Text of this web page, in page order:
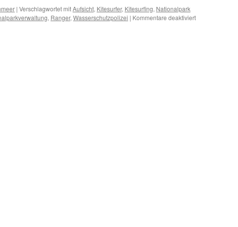
| Verschlagwortet mitAufsicht, Kitesurfer, Kitesurfing, Nationalpark
, Ranger, Wasserschutzpolizei | Kommentare deaktiviertfür